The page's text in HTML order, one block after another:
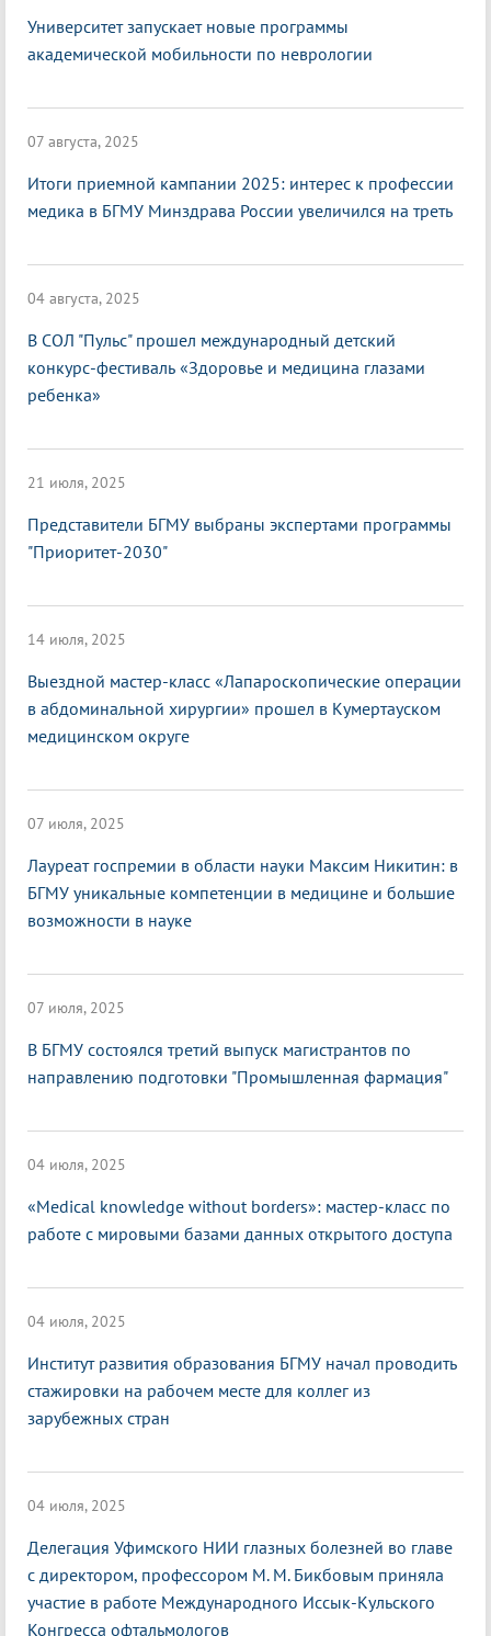
Университет запускает новые программы
академической мобильности по неврологии
07 августа, 2025
Итоги приемной кампании 2025: интерес к профессии
медика в БГМУ Минздрава России увеличился на треть
04 августа, 2025
В СОЛ "Пульс" прошел международный детский
конкурс-фестиваль «Здоровье и медицина глазами
ребенка»
21 июля, 2025
Представители БГМУ выбраны экспертами программы
"Приоритет-2030"
14 июля, 2025
Выездной мастер-класс «Лапароскопические операции
в абдоминальной хирургии» прошел в Кумертауском
медицинском округе
07 июля, 2025
Лауреат госпремии в области науки Максим Никитин: в
БГМУ уникальные компетенции в медицине и большие
возможности в науке
07 июля, 2025
В БГМУ состоялся третий выпуск магистрантов по
направлению подготовки "Промышленная фармация"
04 июля, 2025
«Medical knowledge without borders»: мастер-класс по
работе с мировыми базами данных открытого доступа
04 июля, 2025
Институт развития образования БГМУ начал проводить
стажировки на рабочем месте для коллег из
зарубежных стран
04 июля, 2025
Делегация Уфимского НИИ глазных болезней во главе
с директором, профессором М. М. Бикбовым приняла
участие в работе Международного Иссык-Кульского
Конгресса офтальмологов